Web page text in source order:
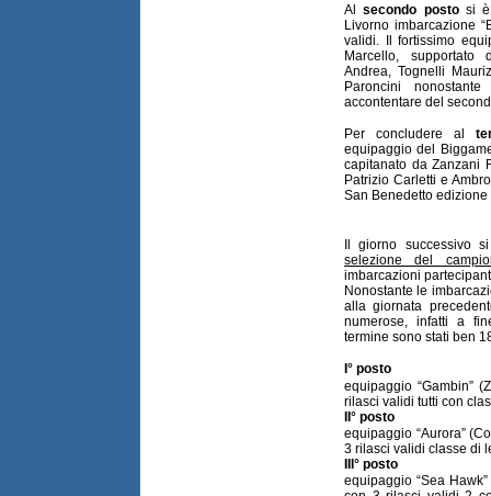
Alsecondo postosi è
Livorno imbarcazione
validi. Il fortissimo
Marcello, supportato
Andrea, Tognelli
Paroncini
accontentare del
Per concludere al
equipaggio del
capitanato da Zanzani
Patrizio Carletti e
San Benedetto edizione
Il giorno successivo
selezione del
imbarcazioni
Nonostante le
alla giornata
numerose, infatti a
termine sono stati ben
I° posto
equipaggio “Gambin”
rilasci validi tutti con
II° posto
equipaggio “Aurora”
3 rilasci validi classe di
III° posto
equipaggio “Sea